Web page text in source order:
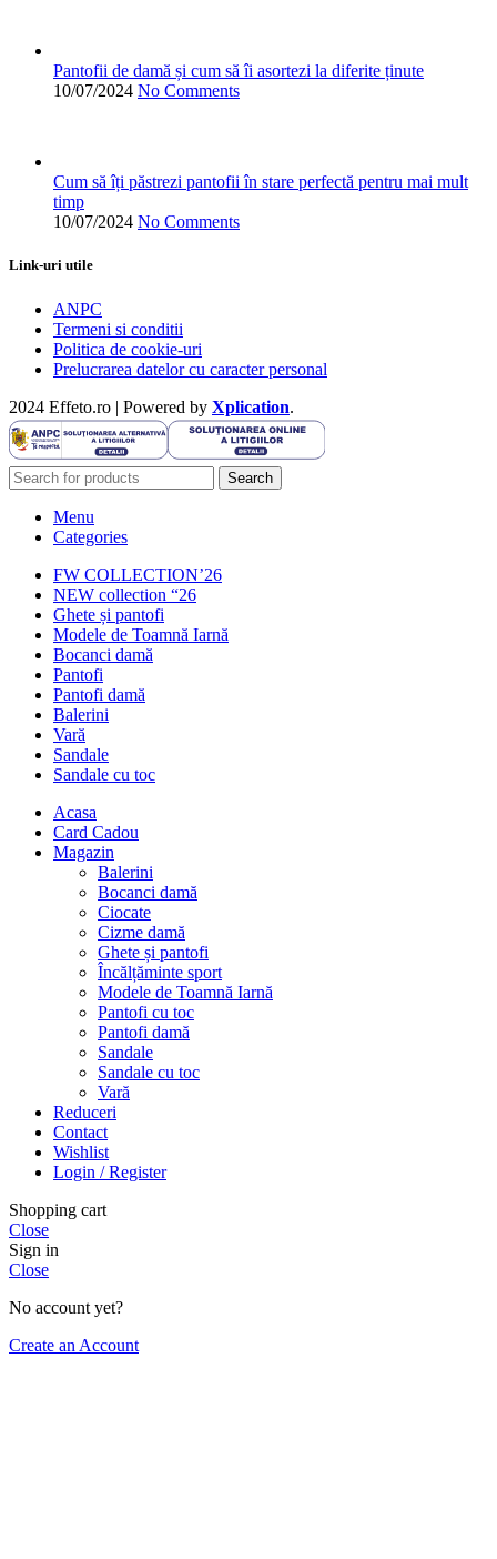
Pantofii de damă și cum să îi asortezi la diferite ținute
10/07/2024 No Comments
Cum să îți păstrezi pantofii în stare perfectă pentru mai mult
timp
10/07/2024 No Comments
Link-uri utile
ANPC
Termeni si conditii
Politica de cookie-uri
Prelucrarea datelor cu caracter personal
2024 Effeto.ro | Powered by Xplication.
Search
Menu
Categories
FW COLLECTION’26
NEW collection “26
Ghete și pantofi
Modele de Toamnă Iarnă
Bocanci damă
Pantofi
Pantofi damă
Balerini
Vară
Sandale
Sandale cu toc
Acasa
Card Cadou
Magazin
Balerini
Bocanci damă
Ciocate
Cizme damă
Ghete și pantofi
Încălțăminte sport
Modele de Toamnă Iarnă
Pantofi cu toc
Pantofi damă
Sandale
Sandale cu toc
Vară
Reduceri
Contact
Wishlist
Login / Register
Shopping cart
Close
Sign in
Close
No account yet?
Create an Account